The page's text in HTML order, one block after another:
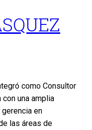
como Consultor
con una amplia
en
las áreas de